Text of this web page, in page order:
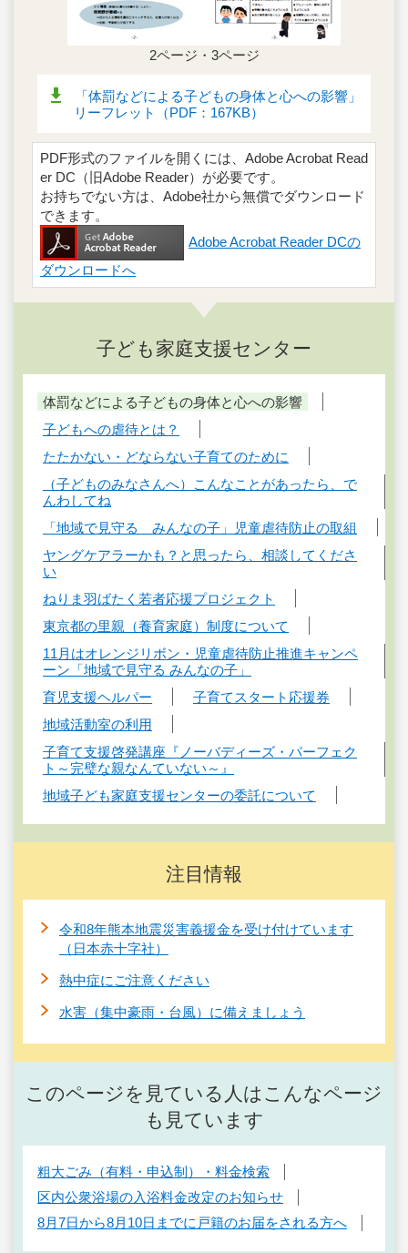
2ページ・3ページ
「体罰などによる子どもの身体と心への影響」
リーフレット（PDF：167KB）
PDF形式のファイルを開くには、Adobe Acrobat Read
er DC（旧Adobe Reader）が必要です。
お持ちでない方は、Adobe社から無償でダウンロード
できます。
Adobe Acrobat Reader DCの
ダウンロードへ
子ども家庭支援センター
体罰などによる子どもの身体と心への影響
子どもへの虐待とは？
たたかない・どならない子育てのために
（子どものみなさんへ）こんなことがあったら、で
んわしてね
「地域で見守る みんなの子」児童虐待防止の取組
ヤングケアラーかも？と思ったら、相談してくださ
い
ねりま羽ばたく若者応援プロジェクト
東京都の里親（養育家庭）制度について
11月はオレンジリボン・児童虐待防止推進キャンペ
ーン「地域で見守る みんなの子」
育児支援ヘルパー
子育てスタート応援券
地域活動室の利用
子育て支援啓発講座『ノーバディーズ・パーフェク
ト～完璧な親なんていない～』
地域子ども家庭支援センターの委託について
注目情報
令和8年熊本地震災害義援金を受け付けています
（日本赤十字社）
熱中症にご注意ください
水害（集中豪雨・台風）に備えましょう
このページを見ている人はこんなページ
も見ています
粗大ごみ（有料・申込制）・料金検索
区内公衆浴場の入浴料金改定のお知らせ
8月7日から8月10日までに戸籍のお届をされる方へ